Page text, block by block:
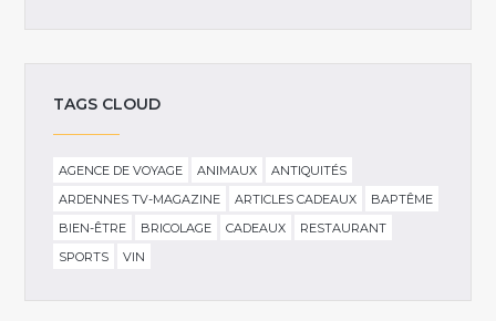
TAGS CLOUD
AGENCE DE VOYAGE ANIMAUX
ANTIQUITÉS
ARDENNES TV-MAGAZINE
ARTICLES CADEAUX
BAPTÊME
BIEN-ÊTRE
BRICOLAGE CADEAUX
RESTAURANT
SPORTS
VIN